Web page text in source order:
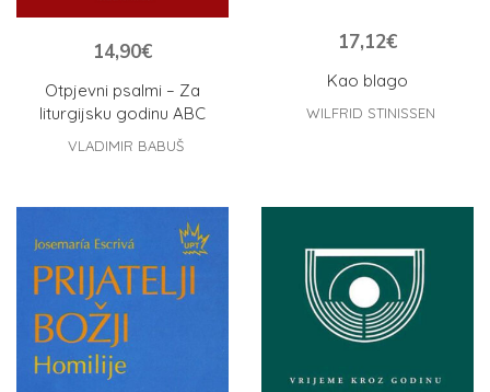
Otpjevni psalmi – Za
liturgijsku godinu ABC
14,90€
VLADIMIR BABUŠ
Kao blago
17,12€
WILFRID STINISSEN